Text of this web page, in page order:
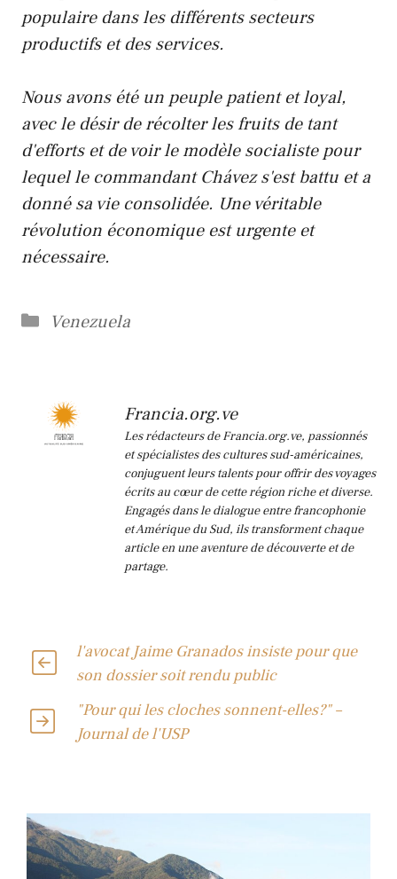
populaire dans les différents secteurs
productifs et des services.
Nous avons été un peuple patient et loyal,
avec le désir de récolter les fruits de tant
d'efforts et de voir le modèle socialiste pour
lequel le commandant Chávez s'est battu et a
donné sa vie consolidée. Une véritable
révolution économique est urgente et
nécessaire.
Catégories
Venezuela
Francia.org.ve
Les rédacteurs de Francia.org.ve, passionnés
et spécialistes des cultures sud-américaines,
conjuguent leurs talents pour offrir des voyages
écrits au cœur de cette région riche et diverse.
Engagés dans le dialogue entre francophonie
et Amérique du Sud, ils transforment chaque
article en une aventure de découverte et de
partage.
l'avocat Jaime Granados insiste pour que
son dossier soit rendu public
"Pour qui les cloches sonnent-elles?" –
Journal de l'USP